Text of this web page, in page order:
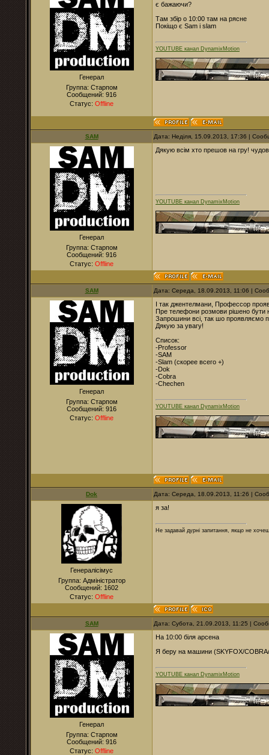
Генерал
Группа: Старпом
Сообщений: 916
Статус: Offline
є бажаючи?
Там збір о 10:00 там на рясне
Покіщо є Sam i slam
YOUTUBE канал DynamixMotion
SAM Дата: Неділя, 15.09.2013, 17:36 |
Генерал
Группа: Старпом
Сообщений: 916
Статус: Offline
Дякую всім хто прешов на гру!
YOUTUBE канал DynamixMotion
SAM Дата: Середа, 18.09.2013, 11:06 |
Генерал
Группа: Старпом
Сообщений: 916
Статус: Offline
І так джентелмани, Профессор
Пре телефони розмови рішено бути
Запрошини всі, так шо проявляємо
Дякую за увагу!
Список:
-Professor
-SAM
-Slam (скорее всего +)
-Dok
-Cobra
-Chechen
YOUTUBE канал DynamixMotion
Dok Дата: Середа, 18.09.2013, 11:26 |
Генералісімус
Группа: Адміністратор
Сообщений: 1602
Статус: Offline
я за!
Не задавай дурні запитання, якщо не
SAM Дата: Субота, 21.09.2013, 11:25 |
Генерал
Группа: Старпом
Сообщений: 916
Статус: Offline
На 10:00 біля арсена
Я беру на машини (SKYFOX/
YOUTUBE канал DynamixMotion